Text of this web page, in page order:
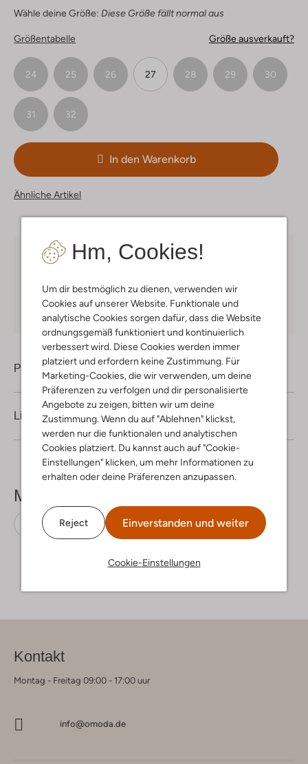
Hm, Cookies!
Um dir bestmöglich zu dienen, verwenden wir
Cookies auf unserer Website. Funktionale und
analytische Cookies sorgen dafür, dass die Website
ordnungsgemäß funktioniert und kontinuierlich
verbessert wird. Diese Cookies werden immer
platziert und erfordern keine Zustimmung. Für
Marketing-Cookies, die wir verwenden, um deine
Präferenzen zu verfolgen und dir personalisierte
Angebote zu zeigen, bitten wir um deine
Zustimmung. Wenn du auf "Ablehnen" klickst,
werden nur die funktionalen und analytischen
Cookies platziert. Du kannst auch auf "Cookie-
Einstellungen" klicken, um mehr Informationen zu
erhalten oder deine Präferenzen anzupassen.
Reject Einverstanden und weiter
Cookie-Einstellungen
Wähle deine Größe: Diese Größe fällt normal aus
Größentabelle Größe ausverkauft?
24 25 26 27 28 29 30
31 32
In den Warenkorb
Ähnliche Artikel
Kostenloser Versandab € 75 für Club-Omoda
Kauf auf Rechnung 30 TagenRückgaberecht
Produktinformation
Lieferung & Rückgabe
Mehr sehen
Schnürboots Apples & Pears Leder
Kontakt
Montag - Freitag 09:00 - 17:00 uur
info@omoda.de